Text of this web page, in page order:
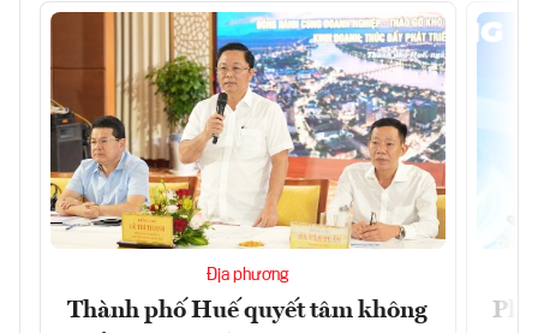
Địa phương
Thành phố Huế quyết tâm không